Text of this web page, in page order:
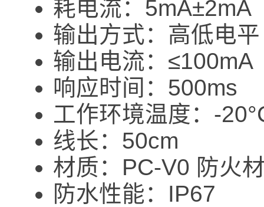
耗电流：5mA±2mA
输出方式：高低电
输出电流：≤100mA
响应时间：500ms
工作环境温度：-
线长：50cm
材质：PC-V0 防火
防水性能：IP67